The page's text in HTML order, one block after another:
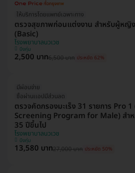
ให้บริการโดยแพทย์เฉพาะทาง
ตรวจสุขภาพก่อนแต่งงาน สำหรับผู้หญิ
(Basic)
โรงพยาบาลนวเวช
บึงกุ่ม
2,500 บาท6,500 บาท ประหยัด 62%
มีผ่อนจ่าย
ซื้อผ่านเเอปมีส่วนลด
ตรวจคัดกรองมะเร็ง 31 รายการ Pro
Screening Program for Male) สำห
35 ปีขึ้นไป
โรงพยาบาลนวเวช
บึงกุ่ม
13,580 บาท27,000 บาท ประหยัด 50%